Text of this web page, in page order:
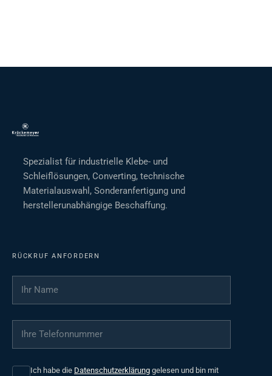
Spezialist für industrielle Klebe- und
Schleiflösungen, Converting, technische
Materialauswahl, Sonderanfertigung und
herstellerunabhängige Beschaffung.
RÜCKRUF ANFORDERN
Ihr Name
Ihre Telefonnummer
Ich habe die Datenschutzerklärung gelesen und bin mit